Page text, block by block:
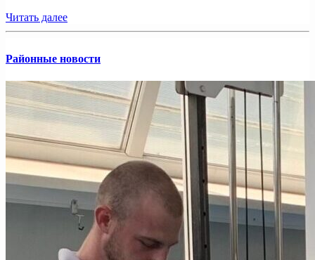
Читать далее
Районные новости